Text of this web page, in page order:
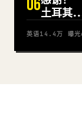
06土耳其
英语14.4万 曝光